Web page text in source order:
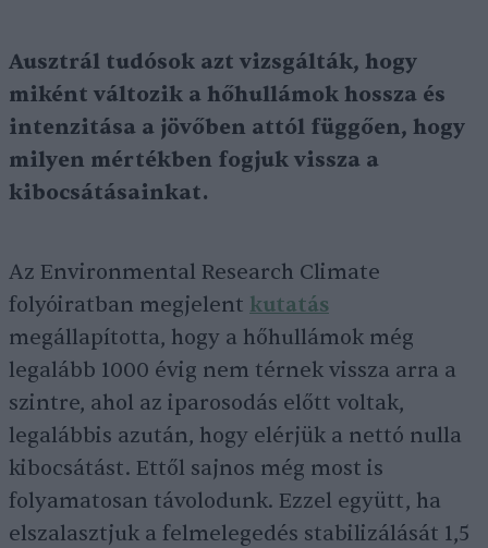
Ausztrál tudósok azt vizsgálták, hogy
miként változik a hőhullámok hossza és
intenzitása a jövőben attól függően, hogy
milyen mértékben fogjuk vissza a
kibocsátásainkat.
Az Environmental Research Climate
folyóiratban megjelent kutatás
megállapította, hogy a hőhullámok még
legalább 1000 évig nem térnek vissza arra a
szintre, ahol az iparosodás előtt voltak,
legalábbis azután, hogy elérjük a nettó nulla
kibocsátást. Ettől sajnos még most is
folyamatosan távolodunk. Ezzel együtt, ha
elszalasztjuk a felmelegedés stabilizálását 1,5